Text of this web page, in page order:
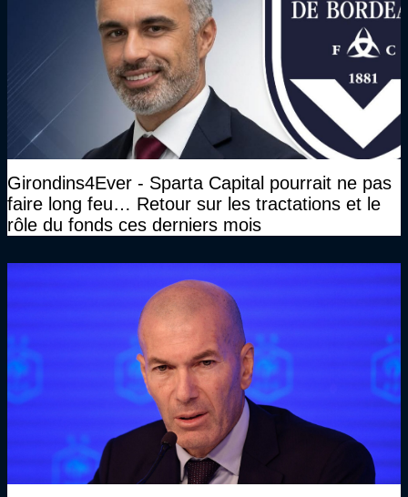
Girondins4Ever - Sparta Capital pourrait ne pas
faire long feu… Retour sur les tractations et le
rôle du fonds ces derniers mois